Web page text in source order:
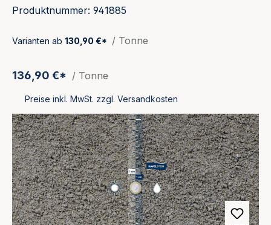
Produktnummer: 941885
Varianten ab 130,90 €* / Tonne
136,90 €* / Tonne
Preise inkl. MwSt. zzgl. Versandkosten